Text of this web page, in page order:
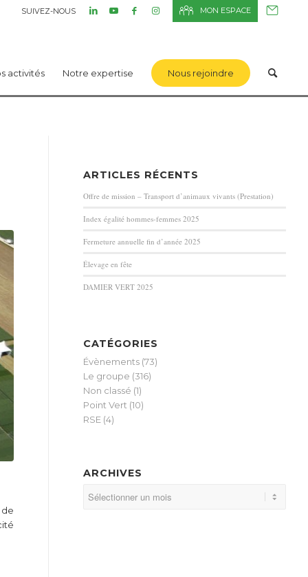
SUIVEZ-NOUS MON ESPACE
activités Notre expertise Nous rejoindre
de
ARTICLES RÉCENTS
Offre de mission – Transport d’animaux vivants (Prestation)
Index égalité hommes-femmes 2025
Fermeture annuelle fin d’année 2025
Élevage en fête
DAMIER VERT 2025
CATÉGORIES
Évènements (73)
Le groupe (316)
Non classé (1)
Point Vert (10)
RSE (4)
ARCHIVES